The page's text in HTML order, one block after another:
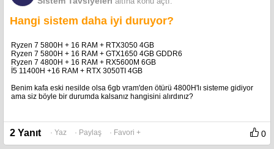
Hangi sistem daha iyi duruyor?
Ryzen 7 5800H + 16 RAM + RTX3050 4GB
Ryzen 7 5800H + 16 RAM + GTX1650 4GB GDDR6
Ryzen 7 4800H + 16 RAM + RX5600M 6GB
İ5 11400H +16 RAM + RTX 3050TI 4GB
Benim kafa eski nesilde olsa 6gb vram'den ötürü 4800H'lı sisteme gidiyor
ama siz böyle bir durumda kalsanız hangisini alırdınız?
2 Yanıt · Yaz · Paylaş · Favori + 0